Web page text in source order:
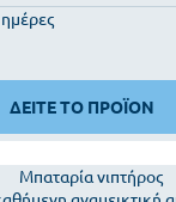
ΔΕΙΤΕ ΤΟ ΠΡΟΪΟΝ